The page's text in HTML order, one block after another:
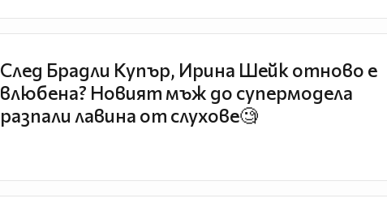
След Брадли Купър, Ирина Шейк отново е
влюбена? Новият мъж до супермодела
разпали лавина от слухове🧐